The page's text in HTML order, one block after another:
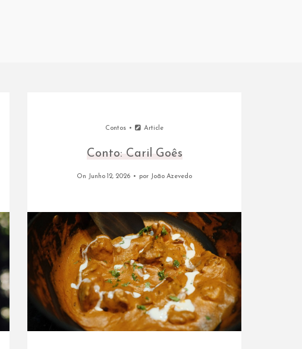
Contos Article
Conto: Caril Goês
On Junho 12, 2026 por João Azevedo